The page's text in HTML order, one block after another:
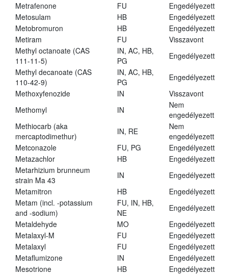
Metrafenone FU
Engedélyezett
Metosulam
HB
Engedélyezett
Metobromuron
HB
Engedélyezett
Metiram
FU
Visszavont
Methyl octanoate (CAS
111-11-5)
IN, AC, HB,
PG
Engedélyezett
Methyl decanoate (CAS
110-42-9)
IN, AC, HB,
PG
Engedélyezett
Methoxyfenozide
IN
Visszavont
Methomyl
IN
Nem
engedélyezett
Methiocarb (aka
mercaptodimethur)
IN, RE
Nem
engedélyezett
Metconazole
FU, PG
Engedélyezett
Metazachlor
HB
Engedélyezett
Metarhizium brunneum
strain Ma 43
IN
Engedélyezett
Metamitron
HB
Engedélyezett
Metam (incl. -potassium
and -sodium)
FU, IN, HB,
NE
Engedélyezett
Metaldehyde
MO
Engedélyezett
Metalaxyl-M
FU
Engedélyezett
Metalaxyl
FU
Engedélyezett
Metaflumizone
IN
Engedélyezett
Mesotrione
HB
Engedélyezett